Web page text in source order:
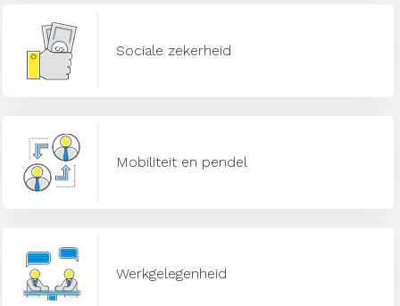
Sociale zekerheid
Mobiliteit en pendel
Werkgelegenheid